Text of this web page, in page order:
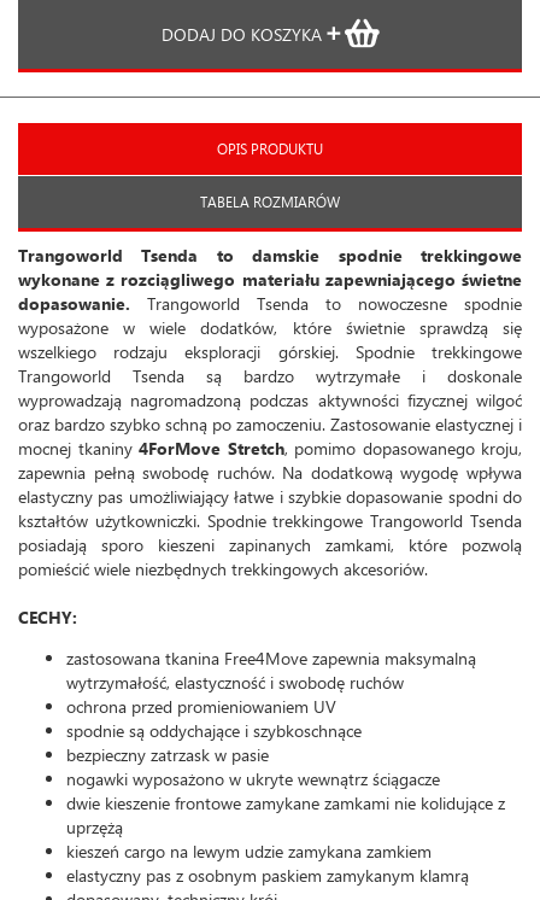
DODAJ DO KOSZYKA
OPIS PRODUKTU
TABELA ROZMIARÓW
Trangoworld Tsenda to damskie spodnie trekkingowe
wykonane z rozciągliwego materiału zapewniającego świetne
dopasowanie. Trangoworld Tsenda to nowoczesne spodnie
wyposażone w wiele dodatków, które świetnie sprawdzą się
wszelkiego rodzaju eksploracji górskiej. Spodnie trekkingowe
Trangoworld Tsenda są bardzo wytrzymałe i doskonale
wyprowadzają nagromadzoną podczas aktywności fizycznej wilgoć
oraz bardzo szybko schną po zamoczeniu. Zastosowanie elastycznej i
mocnej tkaniny 4ForMove Stretch, pomimo dopasowanego kroju,
zapewnia pełną swobodę ruchów. Na dodatkową wygodę wpływa
elastyczny pas umożliwiający łatwe i szybkie dopasowanie spodni do
kształtów użytkowniczki. Spodnie trekkingowe Trangoworld Tsenda
posiadają sporo kieszeni zapinanych zamkami, które pozwolą
pomieścić wiele niezbędnych trekkingowych akcesoriów.
CECHY:
zastosowana tkanina Free4Move zapewnia maksymalną
wytrzymałość, elastyczność i swobodę ruchów
ochrona przed promieniowaniem UV
spodnie są oddychające i szybkoschnące
bezpieczny zatrzask w pasie
nogawki wyposażono w ukryte wewnątrz ściągacze
dwie kieszenie frontowe zamykane zamkami nie kolidujące z
uprzężą
kieszeń cargo na lewym udzie zamykana zamkiem
elastyczny pas z osobnym paskiem zamykanym klamrą